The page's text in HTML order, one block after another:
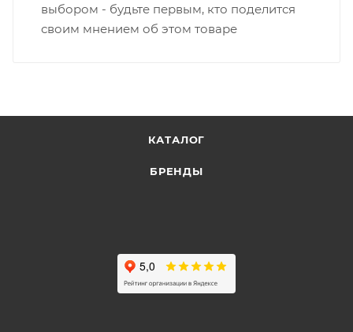
выбором - будьте первым, кто поделится
своим мнением об этом товаре
КАТАЛОГ
БРЕНДЫ